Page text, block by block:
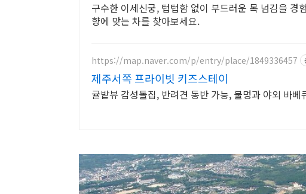
구수한 이세신궁, 텁텁함 없이 부드러운 목 넘김을 경
향에 맞는 차를 찾아보세요.
https://map.naver.com/p/entry/place/1849336457
제주서쪽 프라이빗 키즈스테이
귤밭뷰 감성돌집, 반려견 동반 가능, 불멍과 야외 바